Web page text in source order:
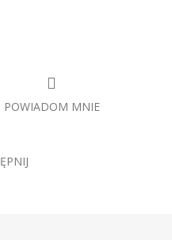
POWIADOM MNIE